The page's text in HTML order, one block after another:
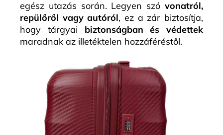
egész utazás során. Legyen szó vonatról,
repülőről vagy autóról, ez a zár biztosítja,
hogy tárgyai biztonságban és védettek
maradnak az illetéktelen hozzáféréstől.